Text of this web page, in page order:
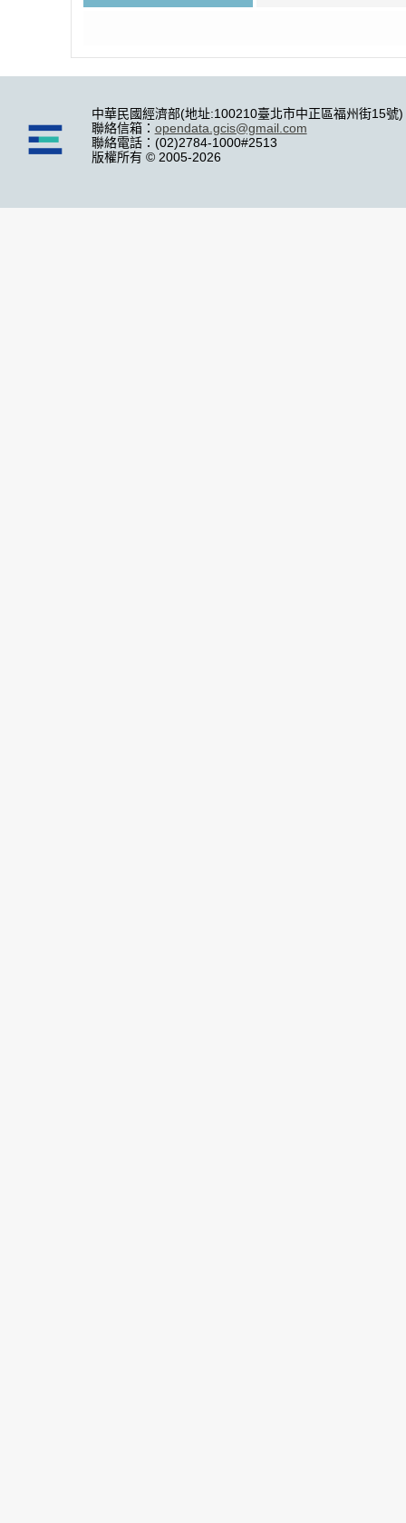
中華民國經濟部(地址:100210臺北市中正區福州街15號)
聯絡信箱： opendata.gcis@gmail.com
聯絡電話：(02)2784-1000#2513
版權所有 © 2005-2026